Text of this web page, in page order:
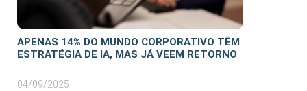
APENAS 14% DO MUNDO CORPORATIVO TÊM
ESTRATÉGIA DE IA, MAS JÁ VEEM RETORNO
04/09/2025